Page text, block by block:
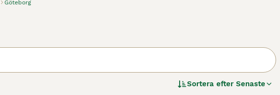
Göteborg
Sortera efter Senaste